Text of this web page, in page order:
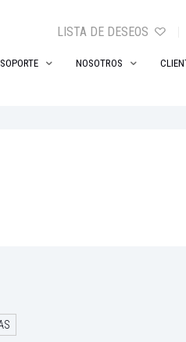
LISTA DE DESEOS
SOPORTE NOSOTROS